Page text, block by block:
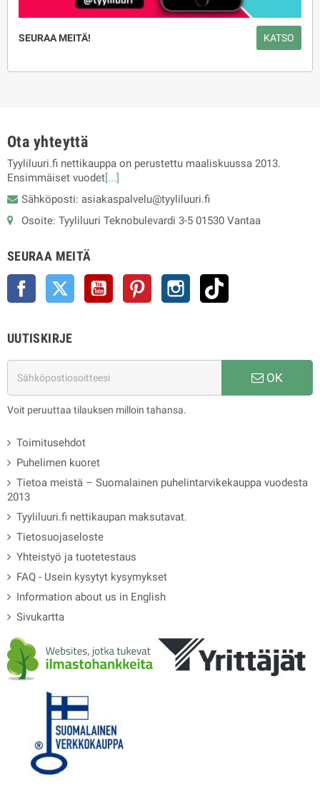
SEURAA MEITÄ! KATSO
Ota yhteyttä
Tyyliluuri.fi nettikauppa on perustettu maaliskuussa 2013.
Ensimmäiset vuodet [...]
Sähköposti: asiakaspalvelu@tyyliluuri.fi
Osoite: Tyyliluuri Teknobulevardi 3-5 01530 Vantaa
SEURAA MEITÄ
Facebook Twitter YouTube Pinterest Instagram
UUTISKIRJE
OK
Voit peruuttaa tilauksen milloin tahansa.
Toimitusehdot
Puhelimen kuoret
Tietoa meistä – Suomalainen puhelintarvikekauppa vuodesta
2013
Tyyliluuri.fi nettikaupan maksutavat.
Tietosuojaseloste
Yhteistyö ja tuotetestaus
FAQ - Usein kysytyt kysymykset
Information about us in English
Sivukartta